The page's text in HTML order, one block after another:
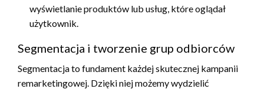
wyświetlanie produktów lub usług, które oglądał
użytkownik.
Segmentacja i tworzenie grup odbiorców
Segmentacja to fundament każdej skutecznej kampanii
remarketingowej. Dzięki niej możemy wydzielić